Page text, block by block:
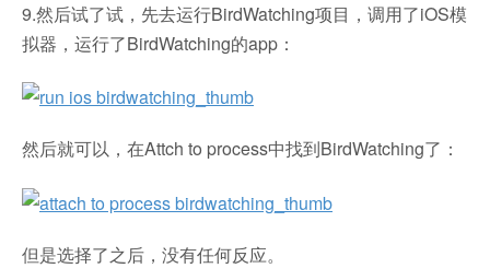
9.然后试了试，先去运行BirdWatching项目，调用了iOS模
拟器，运行了BirdWatching的app：
然后就可以，在Attch to process中找到BirdWatching了：
但是选择了之后，没有任何反应。